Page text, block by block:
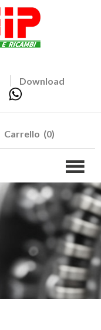
Download
Carrello (0)